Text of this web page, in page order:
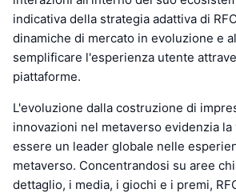
indicativa della strategia adattiva di
dinamiche di mercato in evoluzione e
semplificare l'esperienza utente
piattaforme.
L'evoluzione dalla costruzione di
innovazioni nel metaverso evidenzia la
essere un leader globale nelle
metaverso. Concentrandosi su aree
dettaglio, i media, i giochi e i premi,